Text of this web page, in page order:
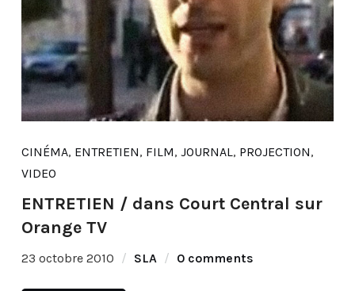
CINÉMA, ENTRETIEN, FILM, JOURNAL, PROJECTION,
VIDEO
ENTRETIEN / dans Court Central sur
Orange TV
23 octobre 2010 SLA 0 comments